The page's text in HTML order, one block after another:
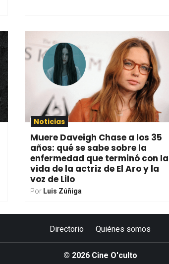
Noticias
Muere Daveigh Chase a los 35
años: qué se sabe sobre la
enfermedad que terminó con la
vida de la actriz de El Aro y la
voz de Lilo
Por Luis Zúñiga
Directorio Quiénes somos
© 2026 Cine O'culto